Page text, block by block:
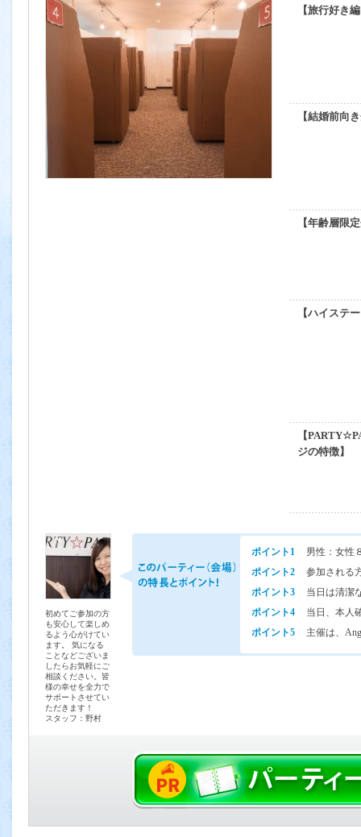
【旅行好き
【結婚前向
【年齢層限
【ハイステ
【
ジの特徴】
初めてご参加の方
も安心して楽しめ
るよう心がけてい
ます。 気になる
ことなどございま
したらお気軽にご
相談ください。皆
様の幸せを全力で
サポートさせてい
ただきます！
スタッフ：野村
ポイント1
男性：女性
ポイント2
参加される
ポイント3
当日は清潔
ポイント4
当日、本人
ポイント5
主催は、